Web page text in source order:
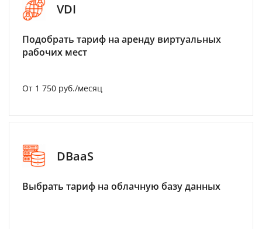
VDI
Подобрать тариф на аренду виртуальных
рабочих мест
От 1 750 руб./месяц
DBaaS
Выбрать тариф на облачную базу данных